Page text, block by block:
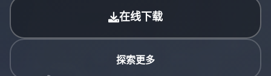
在线下载
探索更多